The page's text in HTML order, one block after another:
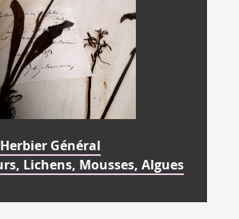
Herbier Général
Lichens, Mousses, Algues